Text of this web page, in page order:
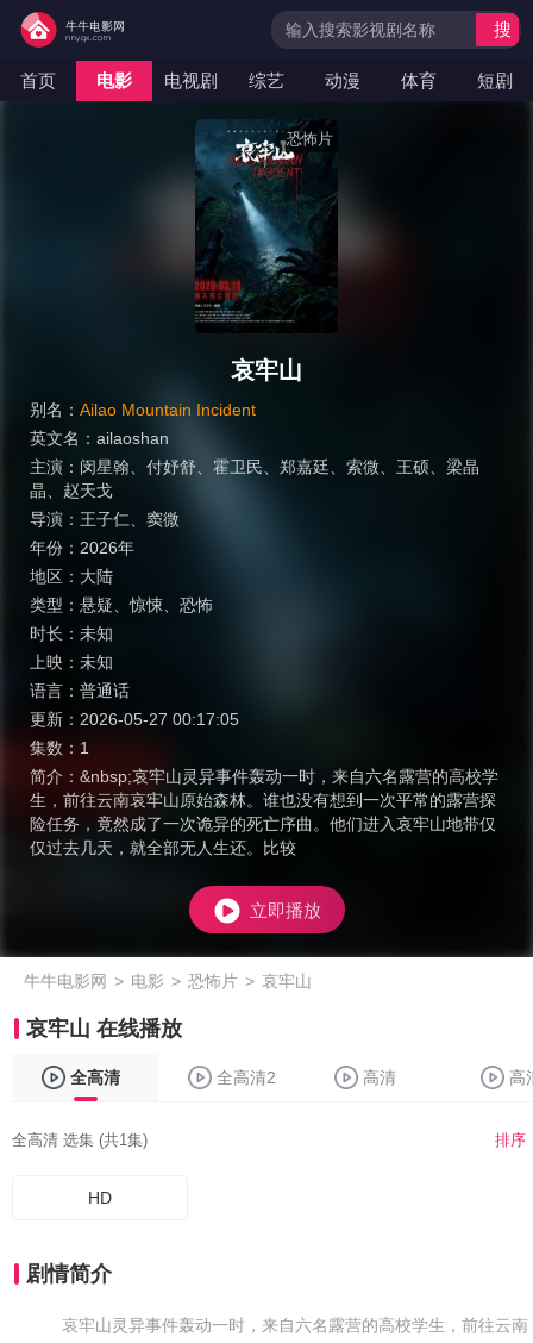
首页 电影 电视剧 综艺 动漫 体育 短剧
搜
恐怖片
哀牢山
别名： Ailao Mountain Incident
英文名： ailaoshan
主演： 闵星翰 付妤舒 霍卫民 郑嘉廷 索微 王硕
梁晶
晶
赵天戈
导演： 王子仁
窦微
年份： 2026年
地区： 大陆
类型： 悬疑 、惊悚
恐怖
时长： 未知
上映： 未知
语言： 普通话
更新： 2026-05-27 00:17:05
集数： 1
简介： &nbsp;哀牢山灵异事件轰动一时，来自六名露营的高校学
生，前往云南哀牢山原始森林。谁也没有想到一次平常的露营探
险任务，竟然成了一次诡异的死亡序曲。他们进入哀牢山地带仅
仅过去几天，就全部无人生还。比较
立即播放
牛牛电影网 > 电影 > 恐怖片 > 哀牢山
哀牢山 在线播放
全高清 全高清2 高清 高
全高清 选集 (共1集) 排序
HD
剧情简介
哀牢山灵异事件轰动一时，来自六名露营的高校学生，前往云南